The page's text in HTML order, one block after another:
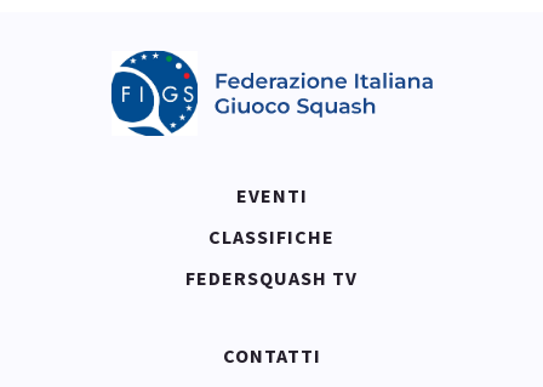
EVENTI
CLASSIFICHE
FEDERSQUASH TV
CONTATTI